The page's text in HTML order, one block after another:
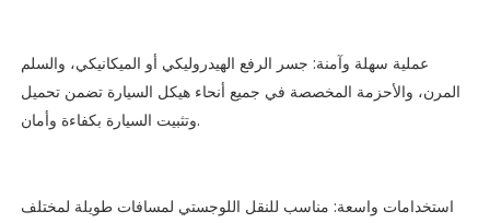
عملية سهلة وآمنة: جسر الرفع الهيدروليكي أو الميكانيكي، والسلم
المرن، والأحزمة المخصصة في جميع أنحاء هيكل السيارة تضمن تحميل
وتثبيت السيارة بكفاءة وأمان.
استخدامات واسعة: مناسب للنقل اللوجستي لمسافات طويلة لمختلف